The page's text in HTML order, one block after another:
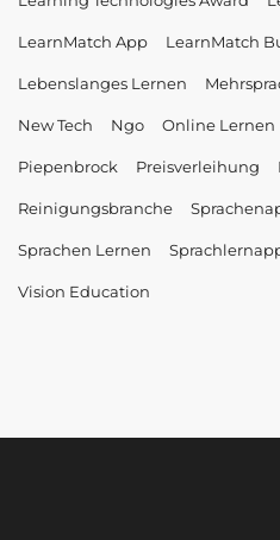
LearnMatch App LearnMatch
Lebenslanges Lernen
New Tech Ngo Online Lernen
Piepenbrock Preisverleihung
Reinigungsbranche
Sprachen Lernen
Vision Education